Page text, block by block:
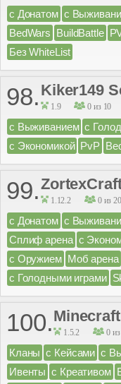
с Донатом с
BedWars BuildBattle
Без WhiteList
98. Kiker149
1.9 0 из 10
с Выживанием с
с Экономикой PvP
99. 1.12.2 0 из
с Донатом с
Сплиф арена с
с Оружием Моб арена
с Голодными играми
100.Minecraft
1.5.2 0
Кланы с Кейсами с
Ивенты с Креативом